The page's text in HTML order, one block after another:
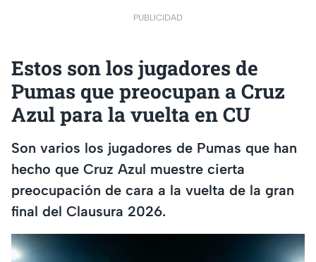
PUBLICIDAD
Estos son los jugadores de
Pumas que preocupan a Cruz
Azul para la vuelta en CU
Son varios los jugadores de Pumas que han
hecho que Cruz Azul muestre cierta
preocupación de cara a la vuelta de la gran
final del Clausura 2026.